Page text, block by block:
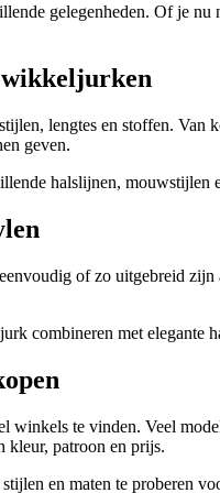
gelegenheden. Of je
lengtes en stoffen. Van
geven.
halslijnen,
of zo uitgebreid zijn
combineren met elegante
te vinden. Veel
patroon en prijs.
en maten te proberen